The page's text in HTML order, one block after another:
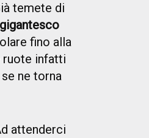
temete di
fino alla
ruote infatti
ne torna
attenderci